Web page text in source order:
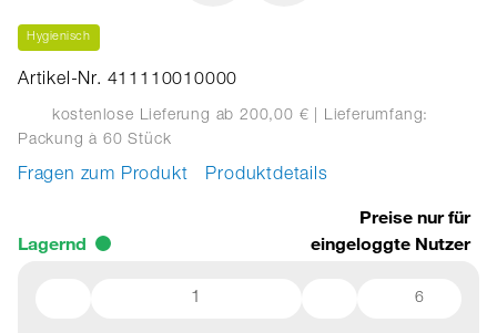
Hygienisch
Artikel-Nr. 411110010000
kostenlose Lieferung ab 200,00 € | Lieferumfang:
Packung à 60 Stück
Fragen zum Produkt Produktdetails
Lagernd
Preise nur für
eingeloggte Nutzer
6